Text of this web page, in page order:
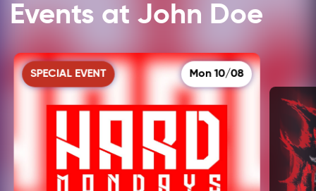
Events at John Doe
SPECIAL EVENT Mon 10/08